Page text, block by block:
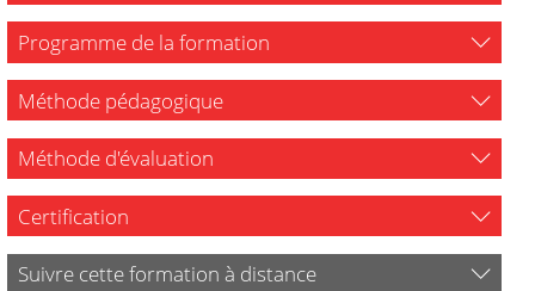
Programme de la formation
Méthode pédagogique
Méthode d'évaluation
Certification
Suivre cette formation à distance